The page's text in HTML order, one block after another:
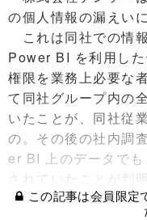
の個人情報の漏えい
これは同社での情
Power BI を利用し
権限を業務上必要な
て同社グループ内の
いたことが、同社従
の。その後の社内調
er BI 上のデータで
されていたことが判
この記事は会員限定